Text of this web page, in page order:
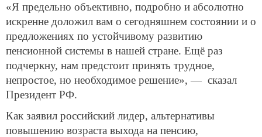
«Я предельно объективно, подробно и абсолютно
искренне доложил вам о сегодняшнем состоянии и о
предложениях по устойчивому развитию
пенсионной системы в нашей стране. Ещё раз
подчеркну, нам предстоит принять трудное,
непростое, но необходимое решение», — сказал
Президент РФ.
Как заявил российский лидер, альтернативы
повышению возраста выхода на пенсию,